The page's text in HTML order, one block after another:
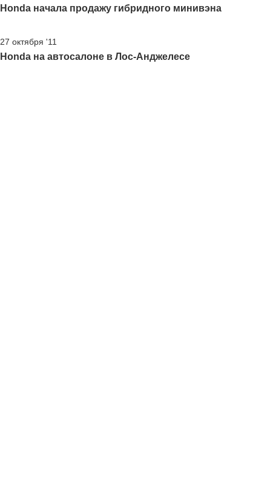
Honda начала продажу гибридного минивэна
27 октября '11
Honda на автосалоне в Лос-Анджелесе